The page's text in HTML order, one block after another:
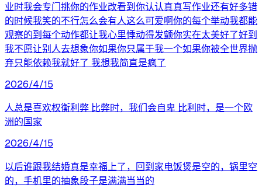
业时我会专门挑你的作业改看到你认认真真写作业还有好多错
的时候我笑的不行怎么会有人这么可爱啊你的每个举动我都能
观察的到每个动作都让我心里悸动得发颤你实在太美好了好到
我不愿让别人去想象你如果你只属于我一个如果你被全世界抛
弃只能依赖我就好了 我想我简直是疯了
2026/4/15
人总是喜欢权衡利弊 比弊时，我们会自卑 比利时，是一个欧
洲的国家
2026/4/15
以后谁跟我结婚真是幸福上了，回到家电饭煲是空的，锅里空
的，手机里的抽象段子是满满当当的